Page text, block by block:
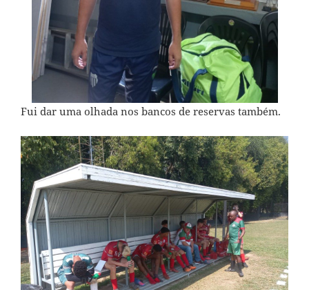
Fui dar uma olhada nos bancos de reservas também.